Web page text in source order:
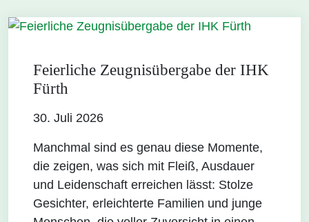
Feierliche Zeugnisübergabe der IHK
Fürth
30. Juli 2026
Manchmal sind es genau diese Momente,
die zeigen, was sich mit Fleiß, Ausdauer
und Leidenschaft erreichen lässt: Stolze
Gesichter, erleichterte Familien und junge